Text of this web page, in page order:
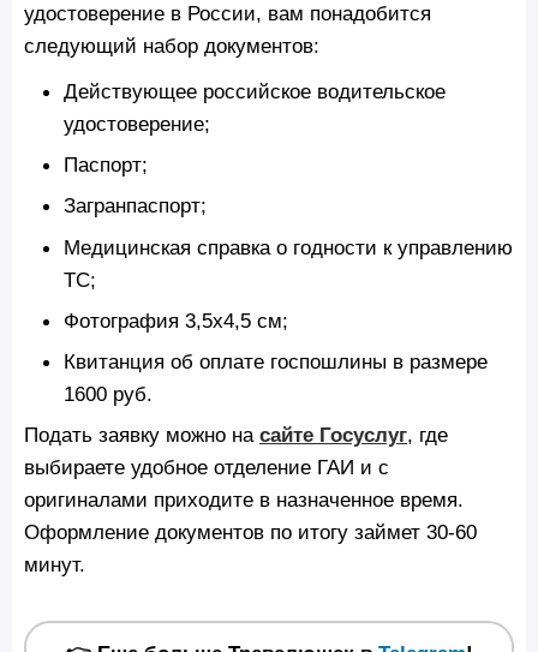
удостоверение в России, вам понадобится
следующий набор документов:
Действующее российское водительское
удостоверение;
Паспорт;
Загранпаспорт;
Медицинская справка о годности к управлению
ТС;
Фотография 3,5х4,5 см;
Квитанция об оплате госпошлины в размере
1600 руб.
Подать заявку можно на сайте Госуслуг, где
выбираете удобное отделение ГАИ и с
оригиналами приходите в назначенное время.
Оформление документов по итогу займет 30-60
минут.